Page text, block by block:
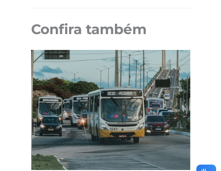
Confira também